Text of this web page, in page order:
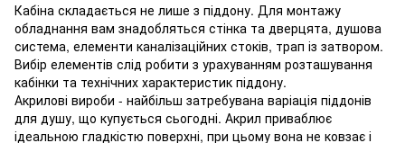
Кабіна складається не лише з піддону. Для монтажу
обладнання вам знадобляться стінка та дверцята, душова
система, елементи каналізаційних стоків, трап із затвором.
Вибір елементів слід робити з урахуванням розташування
кабінки та технічних характеристик піддону.
Акрилові вироби - найбільш затребувана варіація піддонів
для душу, що купується сьогодні. Акрил приваблює
ідеальною гладкістю поверхні, при цьому вона не ковзає і